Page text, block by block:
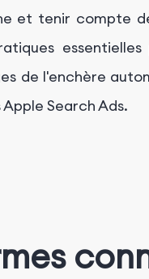
et tenir compte
essentielles
de l'enchère
Search Ads.